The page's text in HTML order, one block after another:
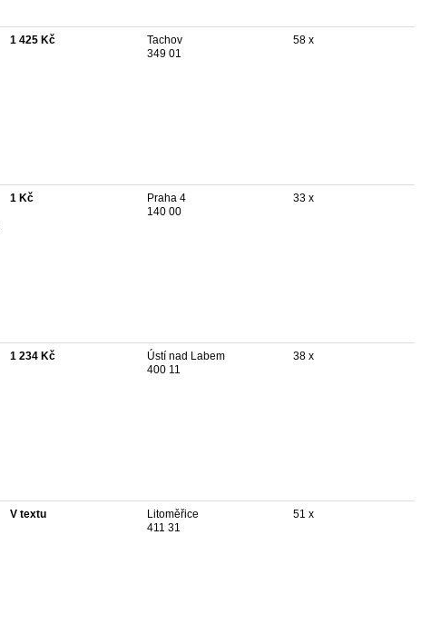
1 425 Kč
Tachov
349 01
58 x
1 Kč
Praha 4
140 00
33 x
1 234 Kč
Ústí nad Labem
400 11
38 x
V textu
Litoměřice
411 31
51 x